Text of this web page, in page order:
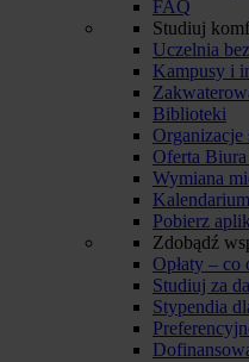
FAQ
Studiuj
Uczelnia
Kampusy i
Biblioteki
Organizacje
Oferta
Wymiana
Pobierz
Zdobądź
Opłaty – co
Studiuj za
Stypendia